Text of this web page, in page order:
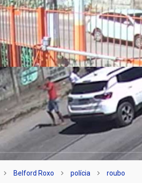
Belford Roxo polícia roubo